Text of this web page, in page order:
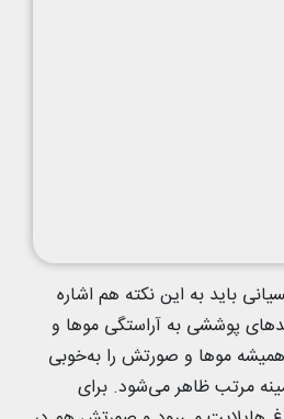
باید به این نکته هم اشاره
پوششی به آراستگی موها و
موها و صورتش را به‌خوبی
مرتب ظاهر می‌شود. برای